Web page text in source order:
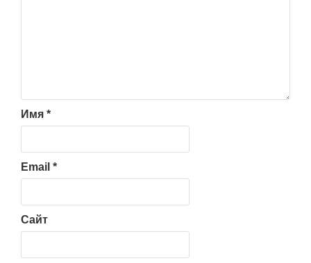
Имя *
Email *
Сайт